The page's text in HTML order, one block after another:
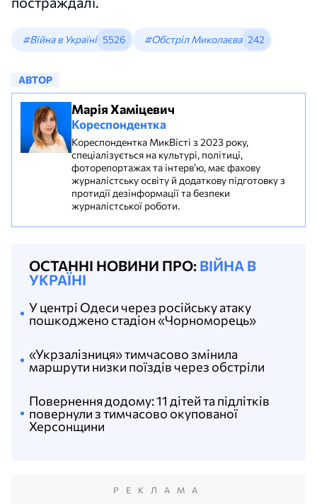
#Війна в Україні 5526 #Обстріл Миколаєва 242
АВТОР
Марія Хаміцевич
Кореспондентка
Кореспондентка МикВісті з 2023 року,
спеціалізується на культурі, політиці,
фоторепортажах та інтерв’ю, має фахову
журналістську освіту й додаткову підготовку з
протидії дезінформації та безпеки
журналістської роботи.
ОСТАННІ НОВИНИ ПРО: ВІЙНА В
УКРАЇНІ
Повернення додому: 11 дітей та підлітків
повернули з тимчасово окупованої
Херсонщини
«Укрзалізниця» тимчасово змінила
маршрути низки поїздів через обстріли
У центрі Одеси через російську атаку
пошкоджено стадіон «Чорноморець»
РЕКЛАМА